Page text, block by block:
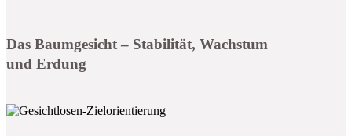
Das Baumgesicht – Stabilität, Wachstum
und Erdung